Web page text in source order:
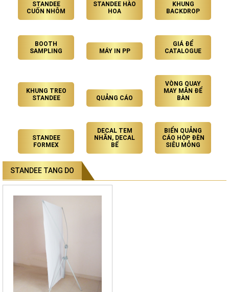
STANDEE
CUỐN NHÔM
STANDEE HÀO
HOA
KHUNG
BACKDROP
BOOTH
SAMPLING
MÁY IN PP
GIÁ ĐỂ
CATALOGUE
KHUNG TREO
STANDEE
QUẢNG CÁO
VÒNG QUAY
MAY MẮN ĐỂ
BÀN
STANDEE
FORMEX
DECAL TEM
NHÃN, DECAL
BẾ
BIỂN QUẢNG
CÁO HỘP ĐÈN
SIÊU MỎNG
STANDEE TANG DO